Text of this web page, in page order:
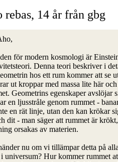
rebas, 14 år från gbg
för modern kosmologi är
Denna teori beskriver i
hos ett rum kommer att se
ut kroppar med massa lite här
Geometrins egenskaper avslöjar
en ljusstråle genom rummet -
en rät linje, utan den kan krökar
dit - man säger att rummet är
orsakas av materien.
nu om vi tillämpar detta på
universum? Hur kommer rummet